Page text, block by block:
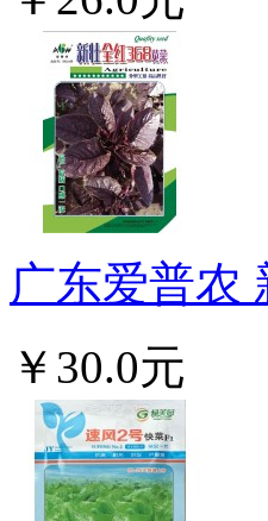
广东爱普农
￥30.0元